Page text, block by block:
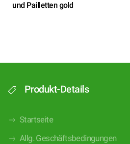
und Pailletten gold
Produkt-Details
Startseite
Allg. Geschäftsbedingungen